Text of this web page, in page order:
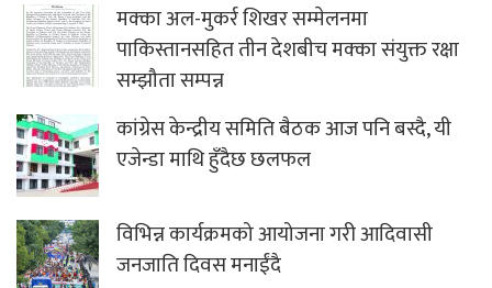
मक्का अल-मुकर्र शिखर सम्मेलनमा
पाकिस्तानसहित तीन देशबीच मक्का संयुक्त रक्षा
सम्झौता सम्पन्न
कांग्रेस केन्द्रीय समिति बैठक आज पनि बस्दै, यी
एजेन्डा माथि हुँदैछ छलफल
विभिन्न कार्यक्रमको आयोजना गरी आदिवासी
जनजाति दिवस मनाईंदै